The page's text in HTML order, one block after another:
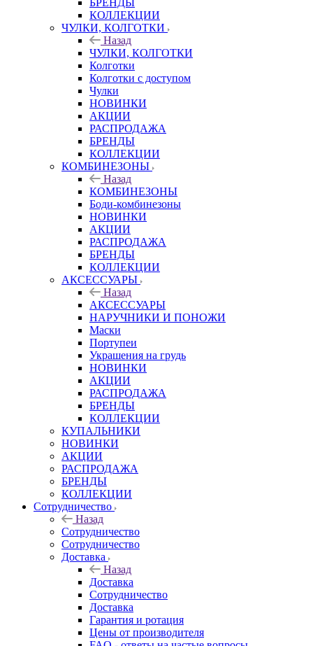
БРЕНДЫ
КОЛЛЕКЦИИ
ЧУЛКИ, КОЛГОТКИ
Назад
ЧУЛКИ, КОЛГОТКИ
Колготки
Колготки с доступом
Чулки
НОВИНКИ
АКЦИИ
РАСПРОДАЖА
БРЕНДЫ
КОЛЛЕКЦИИ
КОМБИНЕЗОНЫ
Назад
КОМБИНЕЗОНЫ
Боди-комбинезоны
НОВИНКИ
АКЦИИ
РАСПРОДАЖА
БРЕНДЫ
КОЛЛЕКЦИИ
АКСЕССУАРЫ
Назад
АКСЕССУАРЫ
НАРУЧНИКИ И ПОНОЖИ
Маски
Портупеи
Украшения на грудь
НОВИНКИ
АКЦИИ
РАСПРОДАЖА
БРЕНДЫ
КОЛЛЕКЦИИ
КУПАЛЬНИКИ
НОВИНКИ
АКЦИИ
РАСПРОДАЖА
БРЕНДЫ
КОЛЛЕКЦИИ
Сотрудничество
Назад
Сотрудничество
Сотрудничество
Доставка
Назад
Доставка
Сотрудничество
Доставка
Гарантия и ротация
Цены от производителя